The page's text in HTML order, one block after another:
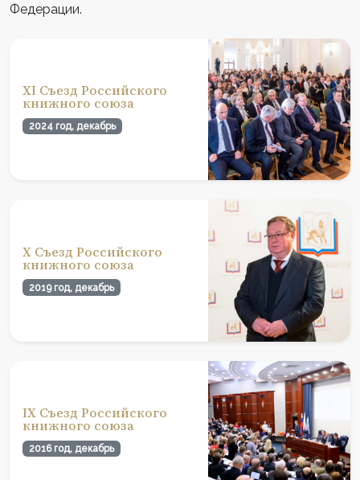
Федерации.
XI Съезд Российского
книжного союза
2024 год, декабрь
X Съезд Российского
книжного союза
2019 год, декабрь
IX Съезд Российского
книжного союза
2016 год, декабрь